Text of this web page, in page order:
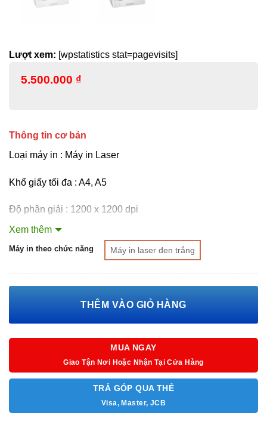
Lượt xem: [wpstatistics stat=pagevisits]
5.500.000 ₫
Thông tin cơ bản
Loại máy in : Máy in Laser
Khổ giấy tối đa : A4, A5
Độ phân giải : 1200 x 1200 dpi
Lên đến 38 trang/phút (mặc định); Lên đến 40 trang/phút
(HP tốc độ cao)
Mực in: CF276A, CF276X,
Xem thêm
Máy in theo chức năng Máy in laser đen trắng
THÊM VÀO GIỎ HÀNG
MUA NGAY
Giao Tận Nơi Hoặc Nhận Tại Cửa Hàng
TRẢ GÓP QUA THẺ
Visa, Master, JCB